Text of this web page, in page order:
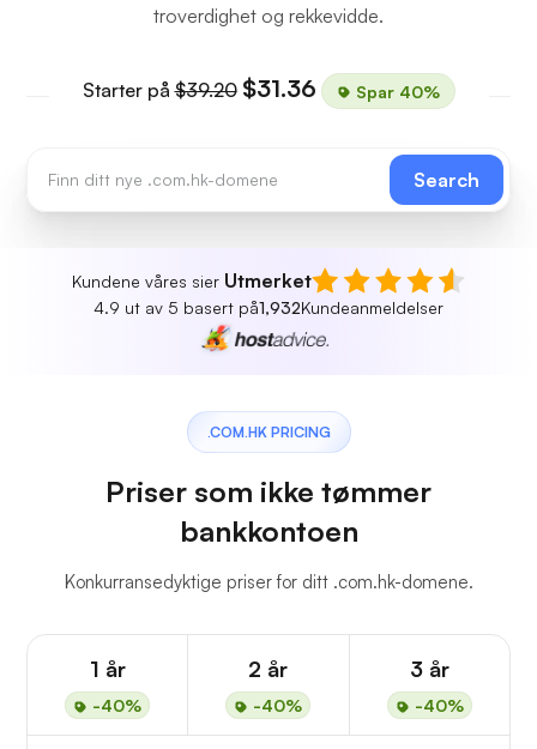
troverdighet og rekkevidde.
Starter på$39.20 $31.36 Spar 40%
Search
Kundene våres sier Utmerket
4.9 ut av 5 basert på1,932Kundeanmeldelser
.COM.HK PRICING
Priser som ikke tømmer
bankkontoen
Konkurransedyktige priser for ditt .com.hk-domene.
1 år
-40%
2 år
-40%
3 år
-40%